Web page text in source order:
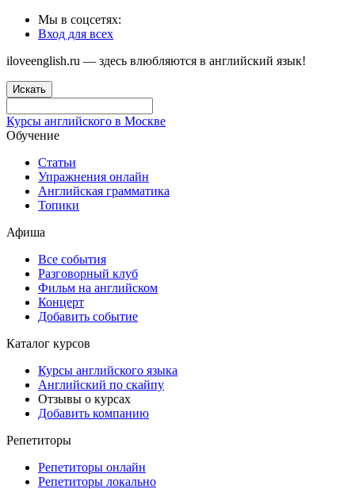
Мы в соцсетях:
Вход для всех
iloveenglish.ru — здесь влюбляются в английский язык!
Искать
Курсы английского в Москве
Обучение
Статьи
Упражнения онлайн
Английская грамматика
Топики
Афиша
Все события
Разговорный клуб
Фильм на английском
Концерт
Добавить событие
Каталог курсов
Курсы английского языка
Английский по скайпу
Отзывы о курсах
Добавить компанию
Репетиторы
Репетиторы онлайн
Репетиторы локально